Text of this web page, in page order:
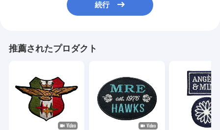
続行
推薦されたプロダクト